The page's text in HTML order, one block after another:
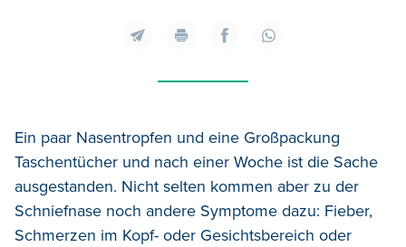
Ein paar Nasentropfen und eine Großpackung
Taschentücher und nach einer Woche ist die Sache
ausgestanden. Nicht selten kommen aber zu der
Schniefnase noch andere Symptome dazu: Fieber,
Schmerzen im Kopf- oder Gesichtsbereich oder